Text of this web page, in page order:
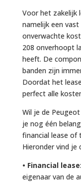
Voor het zakelijk
namelijk een
onverwachte
208 onverhoopt
heeft. De
banden zijn
Doordat het
perfect alle
Wil je de
je nog één
financial lease of
Hieronder vind je
• Financial lease:
eigenaar van de